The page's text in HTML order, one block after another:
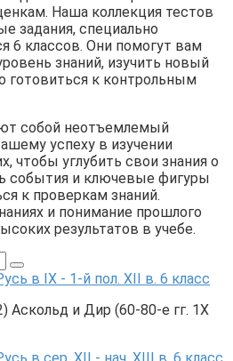
Наша коллекция тестов
задания, специально
6 классов. Они помогут вам
знаний, изучить новый
готовиться к контрольным
собой неотъемлемый
успеху в изучении
чтобы углубить свои знания о
события и ключевые фигуры
к проверкам знаний.
и понимание прошлого
результатов в учебе.
в IX - 1-й пол. XII в. 6 класс
Аскольд и Дир (60-80-е гг. 1Х